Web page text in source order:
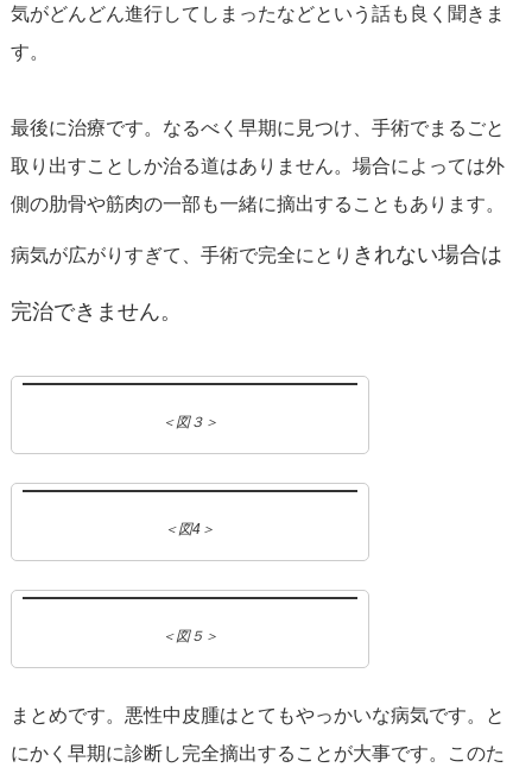
気がどんどん進行してしまったなどという話も良く聞きま
す。
最後に治療です。なるべく早期に見つけ、手術でまるごと
取り出すことしか治る道はありません。場合によっては外
側の肋骨や筋肉の一部も一緒に摘出することもあります。
病気が広がりすぎて、手術で完全にとり きれない場合は
完治できません。
＜図３＞
＜図4＞
＜図５＞
まとめです。悪性中皮腫はとてもやっかいな病気です。と
にかく早期に診断し完全摘出することが大事です。このた